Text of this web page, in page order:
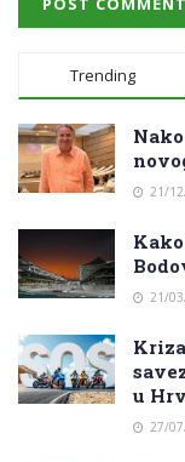
Trending
21/
21/
u
27/